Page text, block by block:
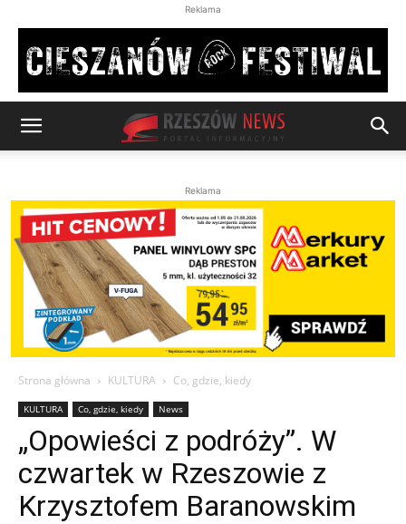
Reklama
Reklama
Strona główna KULTURA Co, gdzie, kiedy
KULTURA Co, gdzie, kiedy News
„Opowieści z podróży”. W
czwartek w Rzeszowie z
Krzysztofem Baranowskim